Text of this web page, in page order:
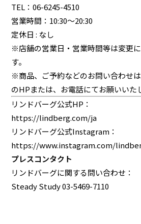
TEL：06-6245-4510
営業時間：10:30〜20:30
定休日 : なし
※店舗の営業日・営業時間等は変更
す。
※商品、ご予約などのお問い合わせ
のHPまたは、お電話にてお願いいた
リンドバーグ公式HP：
https://lindberg.com/ja
リンドバーグ公式Instagram：
https://www.instagram.com/
プレスコンタクト
リンドバーグに関する問い合わせ：
Steady Study 03-5469-7110